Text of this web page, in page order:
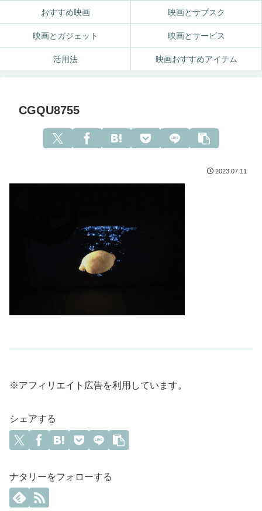
おすすめ映画 映画とサブスク
映画とガジェット 映画とサービス
活用法 映画おすすめアイテム
CGQU8755
2023.07.11
※アフィリエイト広告を利用しています。
シェアする
ナタリーをフォローする